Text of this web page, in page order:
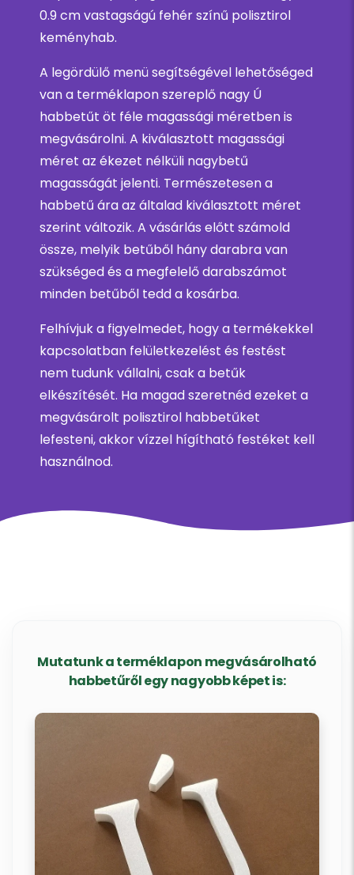
0.9 cm vastagságú fehér színű polisztirol
keményhab.
A legördülő menü segítségével lehetőséged
van a terméklapon szereplő nagy Ú
habbetűt öt féle magassági méretben is
megvásárolni. A kiválasztott magassági
méret az ékezet nélküli nagybetű
magasságát jelenti. Természetesen a
habbetű ára az általad kiválasztott méret
szerint változik. A vásárlás előtt számold
össze, melyik betűből hány darabra van
szükséged és a megfelelő darabszámot
minden betűből tedd a kosárba.
Felhívjuk a figyelmedet, hogy a termékekkel
kapcsolatban felületkezelést és festést
nem tudunk vállalni, csak a betűk
elkészítését. Ha magad szeretnéd ezeket a
megvásárolt polisztirol habbetűket
lefesteni, akkor vízzel hígítható festéket kell
használnod.
Mutatunk a terméklapon megvásárolható
habbetűről egy nagyobb képet is: